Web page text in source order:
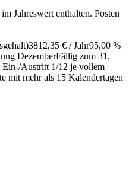
Jahreswert enthalten. Posten
3812,35 € / Jahr95,00 %
DezemberFällig zum 31.
Ein-/Austritt 1/12 je vollem
mit mehr als 15 Kalendertagen